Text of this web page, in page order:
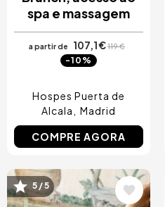
spa e massagem
a partir de 107,1 €119 €
-10%
Hospes Puerta de
Alcala
Madrid
COMPRE AGORA
Imagem
5 / 5